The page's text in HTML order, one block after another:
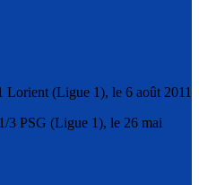
Lorient (Ligue 1), le 6 août 2011
3 PSG (Ligue 1), le 26 mai